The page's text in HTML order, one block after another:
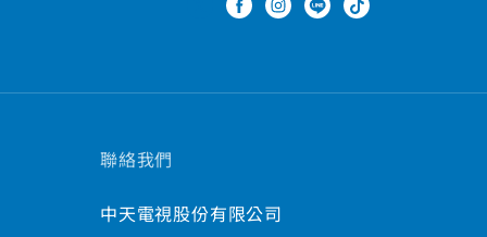
聯絡我們
中天電視股份有限公司